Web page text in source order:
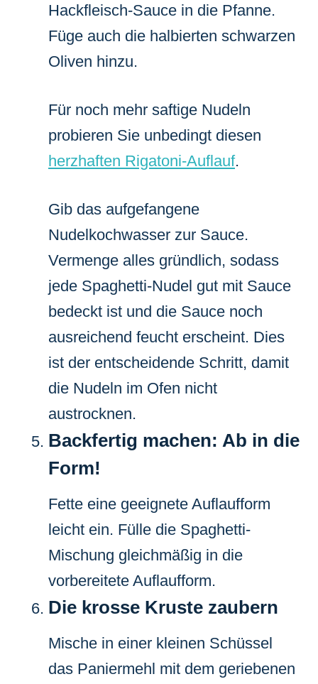
Hackfleisch-Sauce in die Pfanne.
Füge auch die halbierten schwarzen
Oliven hinzu.
Für noch mehr saftige Nudeln
probieren Sie unbedingt diesen
herzhaften Rigatoni-Auflauf.
Gib das aufgefangene
Nudelkochwasser zur Sauce.
Vermenge alles gründlich, sodass
jede Spaghetti-Nudel gut mit Sauce
bedeckt ist und die Sauce noch
ausreichend feucht erscheint. Dies
ist der entscheidende Schritt, damit
die Nudeln im Ofen nicht
austrocknen.
Backfertig machen: Ab in die
Form!
Fette eine geeignete Auflaufform
leicht ein. Fülle die Spaghetti-
Mischung gleichmäßig in die
vorbereitete Auflaufform.
Die krosse Kruste zaubern
Mische in einer kleinen Schüssel
das Paniermehl mit dem geriebenen